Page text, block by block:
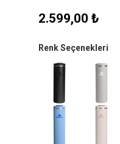
2.599,00 ₺
Renk Seçenekleri